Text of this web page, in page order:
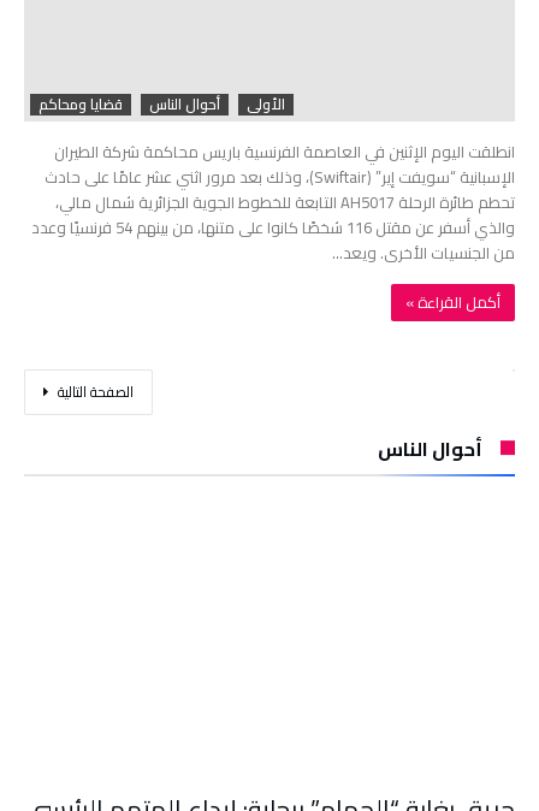
الأولى أحوال الناس قضايا ومحاكم
انطلقت اليوم الإثنين في العاصمة الفرنسية باريس محاكمة شركة الطيران
الإسبانية “سويفت إير” (Swiftair)، وذلك بعد مرور اثني عشر عامًا على حادث
تحطم طائرة الرحلة AH5017 التابعة للخطوط الجوية الجزائرية شمال مالي،
والذي أسفر عن مقتل 116 شخصًا كانوا على متنها، من بينهم 54 فرنسيًا وعدد
من الجنسيات الأخرى. ويعد…
‫أكمل القراءة »‬
‫الصفحة التالية‬
أحوال الناس